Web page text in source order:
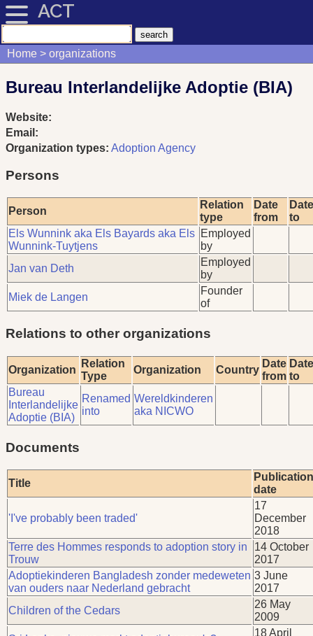
ACT
Home organizations
Bureau Interlandelijke Adoptie (BIA)
Website:
Email:
Organization types: Adoption Agency
Persons
Person
Relation
type
Date
from
Date
to
Els Wunnink aka Els Bayards aka Els
Wunnink-Tuytjens
Employed
by
Jan van Deth
Employed
by
Miek de Langen
Founder
of
Relations to other organizations
Organization
Relation
Type
Organization Country
Date
from
Date
to
Bureau
Interlandelijke
Adoptie (BIA)
Renamed
into
Wereldkinderen
aka NICWO
Documents
Title
Publication
date
'I've probably been traded'
17
December
2018
Terre des Hommes responds to adoption story in
Trouw
14 October
2017
Adoptiekinderen Bangladesh zonder medeweten
van ouders naar Nederland gebracht
3 June
2017
Children of the Cedars
26 May
2009
18 April